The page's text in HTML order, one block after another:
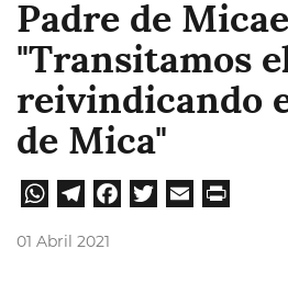
Padre de
"Transitamos
reivindicando
de Mica"
W
Te
Fa
Tw
01 Abril 2021